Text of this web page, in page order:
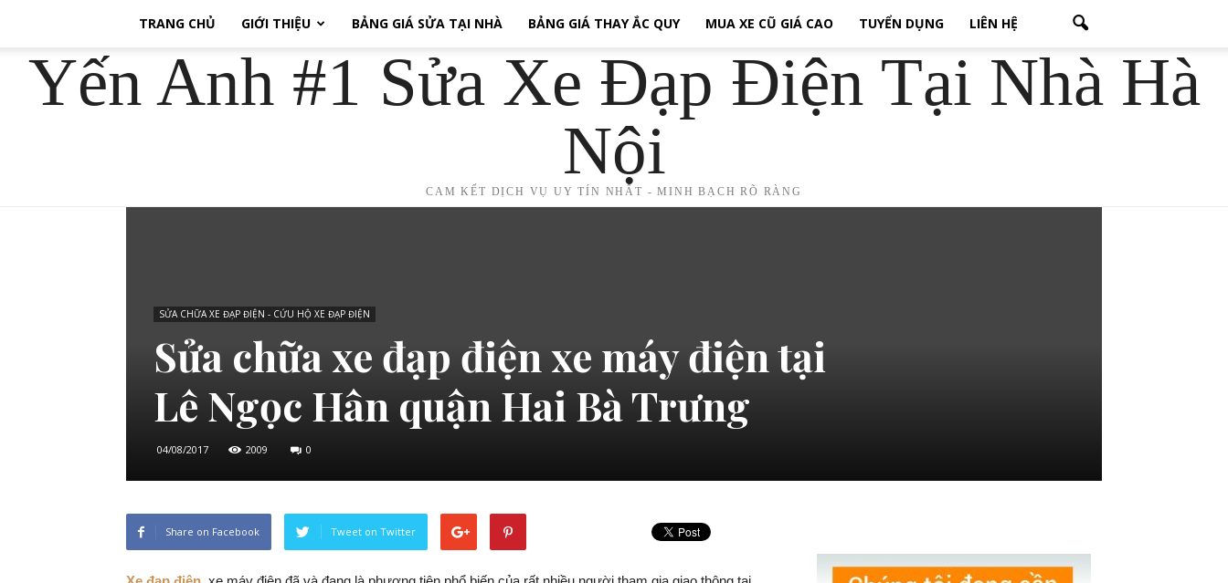
TRANG CHỦ GIỚI THIỆU BẢNG GIÁ SỬA TẠI NHÀ BẢNG GIÁ THAY ẮC QUY MUA XE CŨ GIÁ CAO TUYỂN DỤNG LIÊN HỆ
Yến Anh #1 Sửa Xe Đạp Điện Tại Nhà Hà
Nội
CAM KẾT DỊCH VỤ UY TÍN NHẤT - MINH BẠCH RÕ RÀNG
SỬA CHỮA XE ĐẠP ĐIỆN - CỨU HỘ XE ĐẠP ĐIỆN
Sửa chữa xe đạp điện xe máy điện tại
Lê Ngọc Hân quận Hai Bà Trưng
04/08/2017 2009 0
Share on Facebook Tweet on Twitter